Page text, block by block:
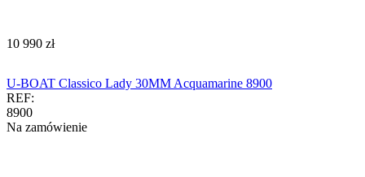
‍10 990‍ zł
U-BOAT Classico Lady 30MM Acquamarine 8900
REF:
8900
Na zamówienie